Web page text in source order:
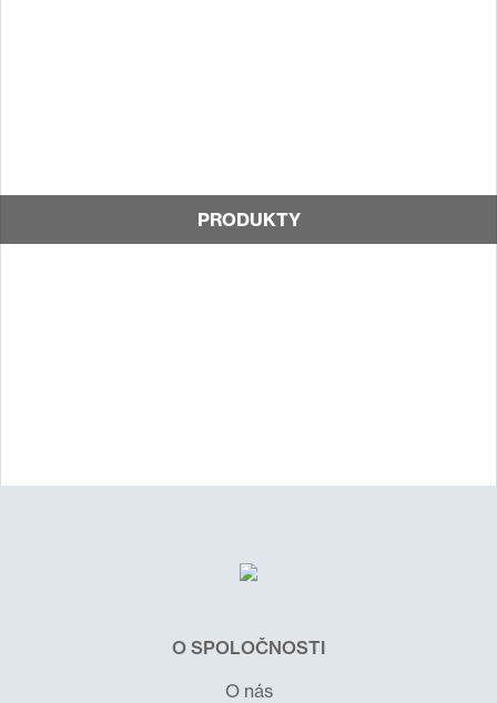
PRODUKTY
O SPOLOČNOSTI
O nás